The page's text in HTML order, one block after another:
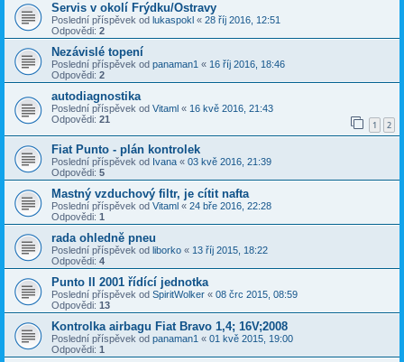
Servis v okolí Frýdku/Ostravy
Poslední příspěvek od lukaspokl « 28 říj 2016, 12:51
Odpovědi: 2
Nezávislé topení
Poslední příspěvek od panaman1 « 16 říj 2016, 18:46
Odpovědi: 2
autodiagnostika
Poslední příspěvek od Vitaml « 16 kvě 2016, 21:43
Odpovědi: 21 1 2
Fiat Punto - plán kontrolek
Poslední příspěvek od Ivana « 03 kvě 2016, 21:39
Odpovědi: 5
Mastný vzduchový filtr, je cítit nafta
Poslední příspěvek od Vitaml « 24 bře 2016, 22:28
Odpovědi: 1
rada ohledně pneu
Poslední příspěvek od liborko « 13 říj 2015, 18:22
Odpovědi: 4
Punto II 2001 řídící jednotka
Poslední příspěvek od SpiritWolker « 08 črc 2015, 08:59
Odpovědi: 13
Kontrolka airbagu Fiat Bravo 1,4; 16V;2008
Poslední příspěvek od panaman1 « 01 kvě 2015, 19:00
Odpovědi: 1